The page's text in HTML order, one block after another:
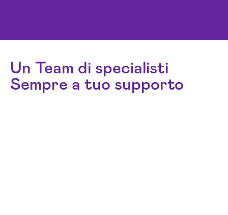
Un Team di specialisti
Sempre a tuo supporto